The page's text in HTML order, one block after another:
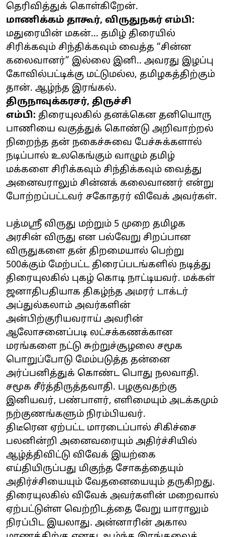
தெரிவித்துக் கொள்கிறேன்.
மாணிக்கம் தாகூர், விருதுநகர் எம்பி:
மதுரையின் மகன்... தமிழ் திரையில்
சிரிக்கவும் சிந்திக்கவும் வைத்த “சின்ன
கலைவானர்” இல்லை இனி.. அவரது இழப்பு
கோவில்பட்டிக்கு மட்டுமல்ல, தமிழகத்திற்கும்
தான். ஆழ்ந்த இரங்கல்.
திருநாவுக்கரசர், திருச்சி
எம்பி: திரையுலகில் தனக்கென தனியொரு
பாணியை வகுத்துக் கொண்டு அறிவாற்றல்
நிறைந்த தன் நகைச்சுவை பேச்சுக்களால்
நடிப்பால் உலகெங்கும் வாழும் தமிழ்
மக்களை சிரிக்கவும் சிந்திக்கவும் வைத்து
அனைவராலும் சின்னக் கலைவாணர் என்று
போற்றப்பட்டவர் சகோதரர் விவேக் அவர்கள்.
பத்மஸ்ரீ விருது மற்றும் 5 முறை தமிழக
அரசின் விருது என பல்வேறு சிறப்பான
விருதுகளை தன் திறமையால் பெற்று
500க்கும் மேற்பட்ட திரைப்படங்களில் நடித்து
திரையுலகில் புகழ் கொடி நாட்டியவர். மக்கள்
ஜனாதிபதியாக திகழ்ந்த அமரர் டாக்டர்
அப்துல்கலாம் அவர்களின்
அன்பிற்குரியவராய் அவரின்
ஆலோசனைப்படி லட்சக்கணக்கான
மரங்களை நட்டு சுற்றுச்சூழலை சமூக
பொறுப்போடு மேம்படுத்த தன்னை
அர்ப்பனித்துக் கொண்ட பொது நலவாதி.
சமூக சீர்த்திருத்தவாதி. பழகுவதற்கு
இனியவர், பண்பாளர், எளிமையும் அடக்கமும்
நற்குணங்களும் நிரம்பியவர்.
திடீரென ஏற்பட்ட மாரடைப்பால் சிகிச்சை
பலனின்றி அனைவரையும் அதிர்ச்சியில்
ஆழ்த்திவிட்டு விவேக் இயற்கை
எய்தியிருப்பது மிகுந்த சோகத்தையும்
அதிர்ச்சியையும் வேதனையையும் தருகிறது.
திரையுலகில் விவேக் அவர்களின் மறைவால்
ஏற்பட்டுள்ள வெற்றிடத்தை வேறு யாராலும்
நிரப்பிட இயலாது. அன்னாரின் அகால